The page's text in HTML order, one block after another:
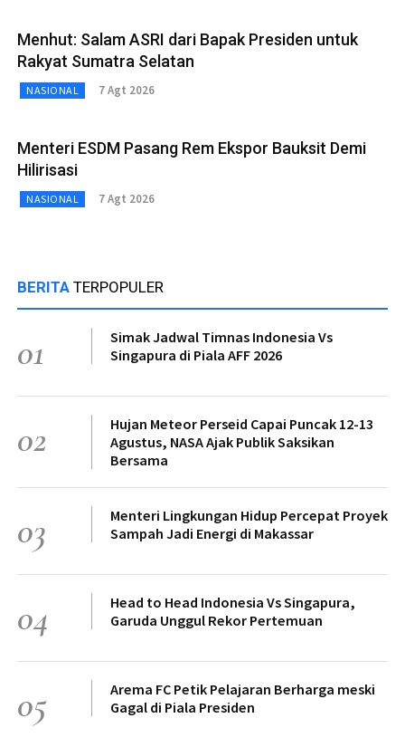
Menhut: Salam ASRI dari Bapak Presiden untuk
Rakyat Sumatra Selatan
NASIONAL 7 Agt 2026
Menteri ESDM Pasang Rem Ekspor Bauksit Demi
Hilirisasi
NASIONAL 7 Agt 2026
BERITA TERPOPULER
01
Simak Jadwal Timnas Indonesia Vs
Singapura di Piala AFF 2026
02
Hujan Meteor Perseid Capai Puncak 12-13
Agustus, NASA Ajak Publik Saksikan
Bersama
03
Menteri Lingkungan Hidup Percepat Proyek
Sampah Jadi Energi di Makassar
04
Head to Head Indonesia Vs Singapura,
Garuda Unggul Rekor Pertemuan
05
Arema FC Petik Pelajaran Berharga meski
Gagal di Piala Presiden